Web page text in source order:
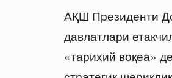
АҚШ Президенти
давлатлари
«тарихий воқеа»